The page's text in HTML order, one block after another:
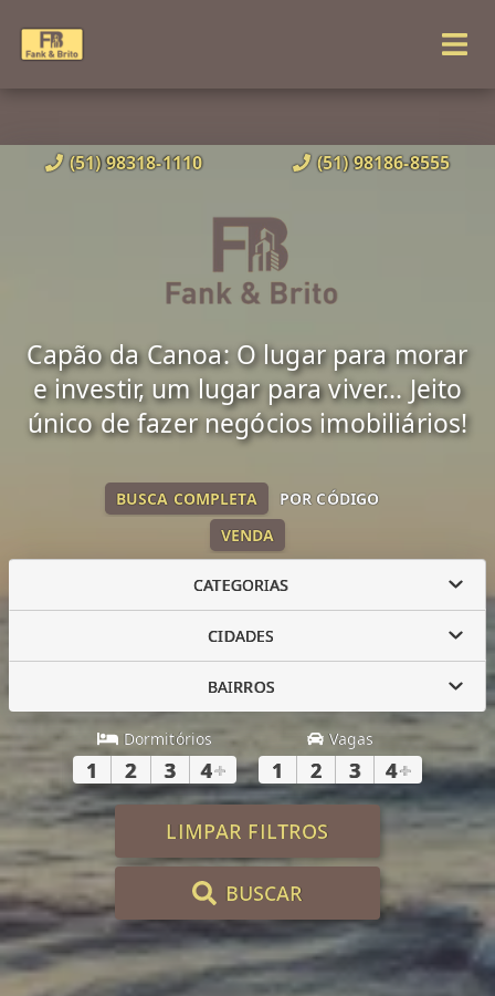
(51) 98318-1110 (51) 98186-8555
Capão da Canoa: O lugar para morar
e investir, um lugar para viver... Jeito
único de fazer negócios imobiliários!
VENDA
BUSCA COMPLETA POR CÓDIGO
CATEGORIAS
CIDADES
BAIRROS
Dormitórios
1 2 3 4+
Vagas
1 2 3 4+
LIMPAR FILTROS
BUSCAR